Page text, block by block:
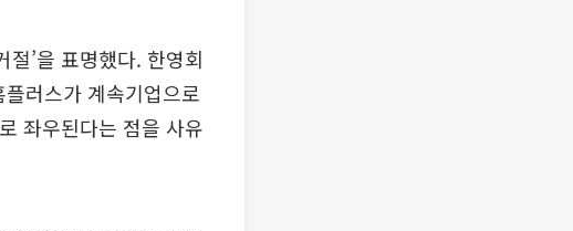
’을 표명했다. 한영회
러스가 계속기업으로
좌우된다는 점을 사유